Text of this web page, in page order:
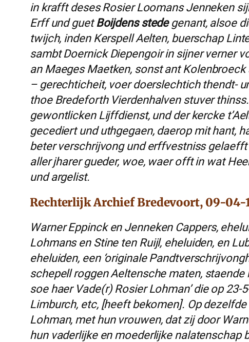
in krafft deses Rosier Loomans Jenneken
Erff und guetBoijdens stedegenant, alsoe
twijch, inden Kerspell Aelten, buerschap
sambt Doernick Diepengoir in sijner verner
an Maeges Maetken, sonst ant
– gerechticheit, voer doerslechtich thendt-
thoe Bredeforth Vierdenhalven stuver
gewontlicken Lijffdienst, und der kercke
gecediert und uthgegaen, daerop mit hant,
beter verschrijvong und erffvestniss
aller jharer gueder, woe, waer offt in wat
und argelist.
Rechterlijk Archief Bredevoort, 09-04-
Warner Eppinck en Jenneken Cappers,
Lohmans en Stine ten Ruijl, eheluiden, en
eheluiden, een ‘originale
schepell roggen Aeltensche maten,
soe haer Vade(r) Rosier Lohman’ die op
Limburch, etc, [heeft bekomen]. Op
Lohman, met hun vrouwen, dat zij door
hun vaderlijke en moederlijke nalatenschap